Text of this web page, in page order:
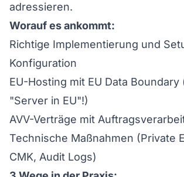
adressieren.
Worauf es ankommt:
Richtige Implementierung und
Konfiguration
EU-Hosting mit EU Data
"Server in EU"!)
AVV-Verträge mit
Technische Maßnahmen (Private
CMK, Audit Logs)